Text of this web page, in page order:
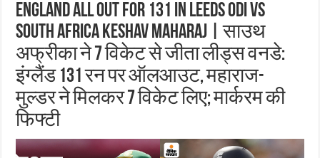
England all out for 131 in Leeds ODI vs
South Africa Keshav Maharaj | साउथ
अफ्रीका ने 7 विकेट से जीता लीड्स वनडे:
इंग्लैंड 131 रन पर ऑलआउट, महाराज-
मुल्डर ने मिलकर 7 विकेट लिए; मार्करम की
फिफ्टी